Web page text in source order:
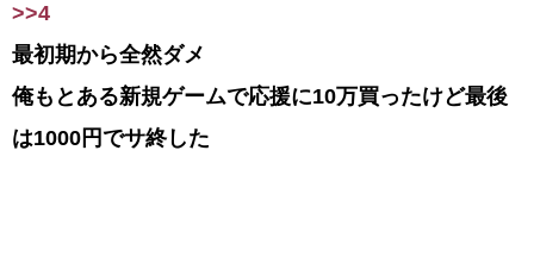
>>4
最初期から全然ダメ
俺もとある新規ゲームで応援に10万買ったけど最後
は1000円でサ終した